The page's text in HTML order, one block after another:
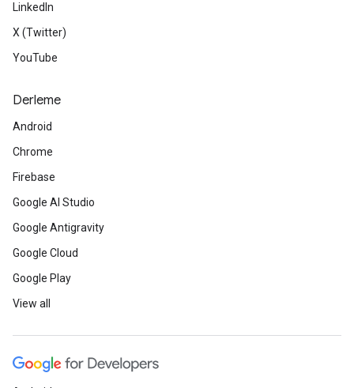
LinkedIn
X (Twitter)
YouTube
Derleme
Android
Chrome
Firebase
Google AI Studio
Google Antigravity
Google Cloud
Google Play
View all